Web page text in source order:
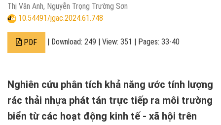
Thị Vân Anh, Nguyễn Trọng Trường Sơn
10.54491/jgac.2024.61.748
PDF | Download: 249 | View: 351 | Pages: 33-40
Nghiên cứu phân tích khả năng ước tính lượng
rác thải nhựa phát tán trực tiếp ra môi trường
biển từ các hoạt động kinh tế - xã hội trên